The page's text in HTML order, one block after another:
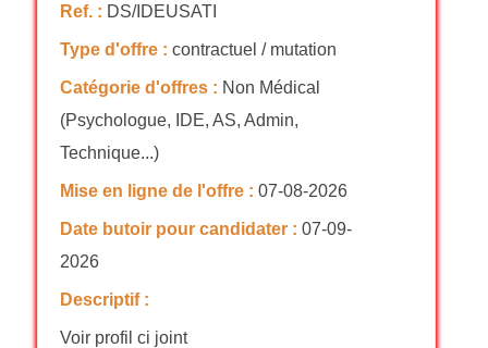
Ref. : DS/IDEUSATI
Type d'offre :contractuel / mutation
Catégorie d'offres : Non Médical
(Psychologue, IDE, AS, Admin,
Technique...)
Mise en ligne de l'offre :07-08-2026
Date butoir pour candidater :07-09-
2026
Descriptif :
Voir profil ci joint